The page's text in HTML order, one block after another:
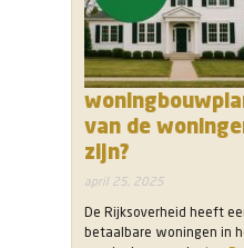
van de
zijn?
april 25, 2025
De Rijksoverheid heeft
betaalbare woningen in